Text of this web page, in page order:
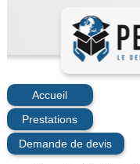
Accueil
Prestations
Demande de devis